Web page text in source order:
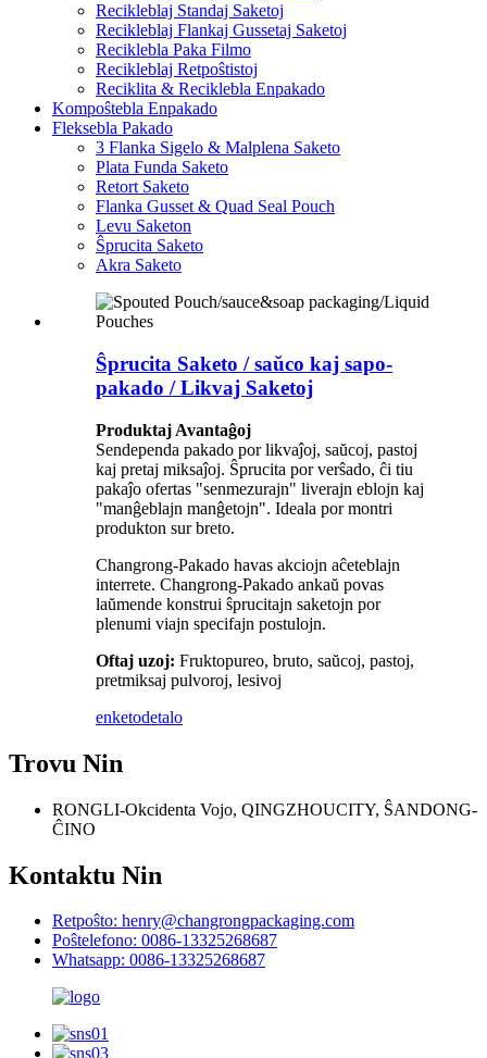
Recikleblaj Standaj Saketoj
Recikleblaj Flankaj Gussetaj Saketoj
Reciklebla Paka Filmo
Recikleblaj Retpoŝtistoj
Reciklita & Reciklebla Enpakado
Kompoŝtebla Enpakado
Fleksebla Pakado
3 Flanka Sigelo & Malplena Saketo
Plata Funda Saketo
Retort Saketo
Flanka Gusset & Quad Seal Pouch
Levu Saketon
Ŝprucita Saketo
Akra Saketo
Ŝprucita Saketo / saŭco kaj sapo-
pakado / Likvaj Saketoj
Produktaj Avantaĝoj
Sendependa pakado por likvaĵoj, saŭcoj, pastoj
kaj pretaj miksaĵoj. Ŝprucita por verŝado, ĉi tiu
pakaĵo ofertas "senmezurajn" liverajn eblojn kaj
"manĝeblajn manĝetojn". Ideala por montri
produkton sur breto.
Changrong-Pakado havas akciojn aĉeteblajn
interrete. Changrong-Pakado ankaŭ povas
laŭmende konstrui ŝprucitajn saketojn por
plenumi viajn specifajn postulojn.
Oftaj uzoj: Fruktopureo, bruto, saŭcoj, pastoj,
pretmiksaj pulvoroj, lesivoj
enketodetalo
Trovu Nin
RONGLI-Okcidenta Vojo, QINGZHOUCITY, ŜANDONG-
ĈINO
Kontaktu Nin
Retpoŝto: henry@changrongpackaging.com
Poŝtelefono: 0086-13325268687
Whatsapp: 0086-13325268687